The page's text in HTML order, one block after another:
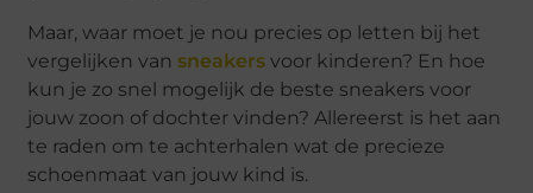
Maar, waar moet je nou precies op letten bij het
vergelijken vansneakers voor kinderen? En hoe
kun je zo snel mogelijk de beste sneakers voor
jouw zoon of dochter vinden? Allereerst is het aan
te raden om te achterhalen wat de precieze
schoenmaat van jouw kind is.